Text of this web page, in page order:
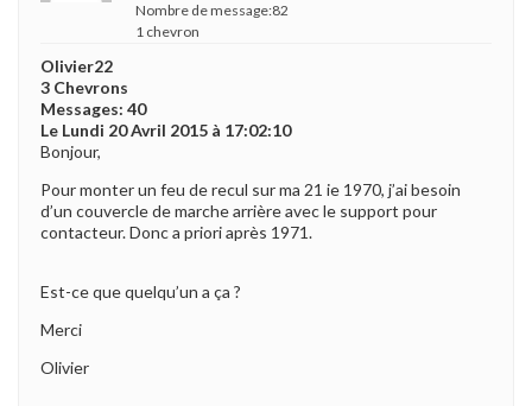
Nombre de message:82
1 chevron
Olivier22
3 Chevrons
Messages: 40
Le Lundi 20 Avril 2015 à 17:02:10
Bonjour,
Pour monter un feu de recul sur ma 21 ie 1970, j’ai besoin
d’un couvercle de marche arrière avec le support pour
contacteur. Donc a priori après 1971.
Est-ce que quelqu’un a ça ?
Merci
Olivier